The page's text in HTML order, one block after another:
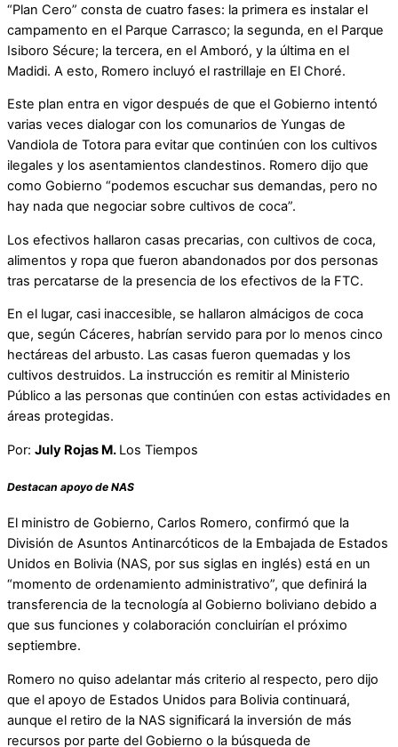
“Plan Cero” consta de cuatro fases: la primera es instalar el
campamento en el Parque Carrasco; la segunda, en el Parque
Isiboro Sécure; la tercera, en el Amboró, y la última en el
Madidi. A esto, Romero incluyó el rastrillaje en El Choré.
Este plan entra en vigor después de que el Gobierno intentó
varias veces dialogar con los comunarios de Yungas de
Vandiola de Totora para evitar que continúen con los cultivos
ilegales y los asentamientos clandestinos. Romero dijo que
como Gobierno “podemos escuchar sus demandas, pero no
hay nada que negociar sobre cultivos de coca”.
Los efectivos hallaron casas precarias, con cultivos de coca,
alimentos y ropa que fueron abandonados por dos personas
tras percatarse de la presencia de los efectivos de la FTC.
En el lugar, casi inaccesible, se hallaron almácigos de coca
que, según Cáceres, habrían servido para por lo menos cinco
hectáreas del arbusto. Las casas fueron quemadas y los
cultivos destruidos. La instrucción es remitir al Ministerio
Público a las personas que continúen con estas actividades en
áreas protegidas.
Por: July Rojas M. Los Tiempos
Destacan apoyo de NAS
El ministro de Gobierno, Carlos Romero, confirmó que la
División de Asuntos Antinarcóticos de la Embajada de Estados
Unidos en Bolivia (NAS, por sus siglas en inglés) está en un
“momento de ordenamiento administrativo”, que definirá la
transferencia de la tecnología al Gobierno boliviano debido a
que sus funciones y colaboración concluirían el próximo
septiembre.
Romero no quiso adelantar más criterio al respecto, pero dijo
que el apoyo de Estados Unidos para Bolivia continuará,
aunque el retiro de la NAS significará la inversión de más
recursos por parte del Gobierno o la búsqueda de